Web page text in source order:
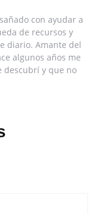
con ayudar a
de recursos y
diario. Amante del
algunos años me
descubrí y que no